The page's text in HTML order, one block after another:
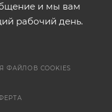
и мы вам
рабочий день.
COOKIES